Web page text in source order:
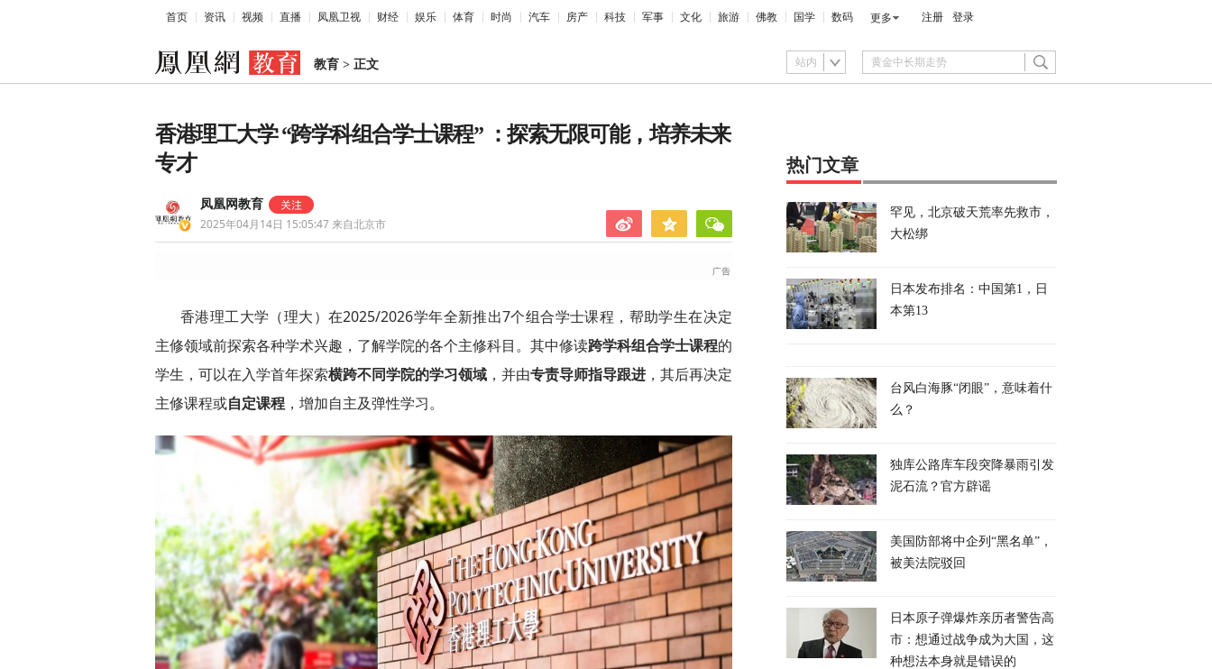
首页 资讯 视频 直播 凤凰卫视 财经 娱乐 体育 时尚 汽车 房产 科技 军事 文化 旅游 佛教 国学 数码 更多 注册 登录
教育 > 正文 站内
香港理工大学 “跨学科组合学士课程” ：探索无限可能，培养未来
专才
凤凰网教育
2025年04月14日 15:05:47来自北京市
香港理工大学（理大）在2025/2026学年全新推出7个组合学士课程，帮助学生在决定
主修领域前探索各种学术兴趣，了解学院的各个主修科目。其中修读跨学科组合学士课程的
学生，可以在入学首年探索横跨不同学院的学习领域 ，并由专责导师指导跟进 ，其后再决定
主修课程或自定课程 ，增加自主及弹性学习。
热门文章
罕见，北京破天荒率先救市，
大松绑
日本发布排名：中国第1，日
本第13
台风白海豚“闭眼”，意味着什
么？
独库公路库车段突降暴雨引发
泥石流？官方辟谣
美国防部将中企列“黑名单”，
被美法院驳回
日本原子弹爆炸亲历者警告高
市：想通过战争成为大国，这
种想法本身就是错误的